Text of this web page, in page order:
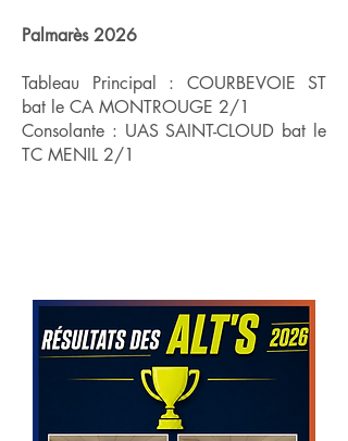
Palmarès 2026
Tableau Principal : COURBEVOIE ST
bat le CA MONTROUGE 2/1
Consolante : UAS SAINT-CLOUD bat le
TC MENIL 2/1